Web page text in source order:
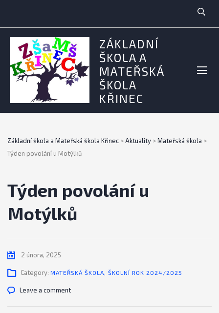
ZÁKLADNÍ
ŠKOLA A
MATEŘSKÁ
ŠKOLA
KŘINEC
Základní škola a Mateřská škola Křinec >Aktuality >Mateřská škola >
Týden povolání u Motýlků
Týden povolání u
Motýlků
2 února, 2025
Category: MATEŘSKÁ ŠKOLA ŠKOLNÍ ROK 2024/2025
Leave a comment